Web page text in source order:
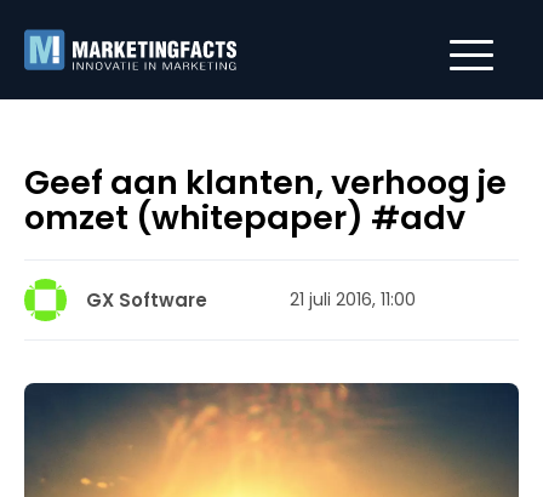
Geef aan klanten, verhoog je
omzet (whitepaper) #adv
GX Software 21 juli 2016, 11:00